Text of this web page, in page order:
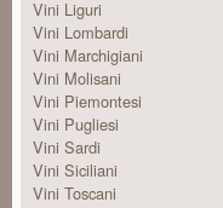
Vini Liguri
Vini Lombardi
Vini Marchigiani
Vini Molisani
Vini Piemontesi
Vini Pugliesi
Vini Sardi
Vini Siciliani
Vini Toscani